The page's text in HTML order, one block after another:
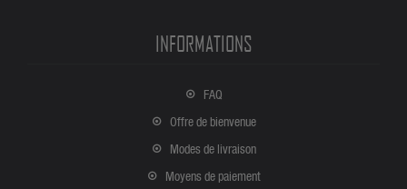
INFORMATIONS
FAQ
Offre de bienvenue
Modes de livraison
Moyens de paiement